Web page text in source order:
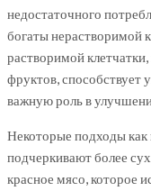
недостаточного
богаты нерастворимой
растворимой
фруктов, способствует
важную роль в
Некоторые подходы как
подчеркивают более
красное мясо, которое